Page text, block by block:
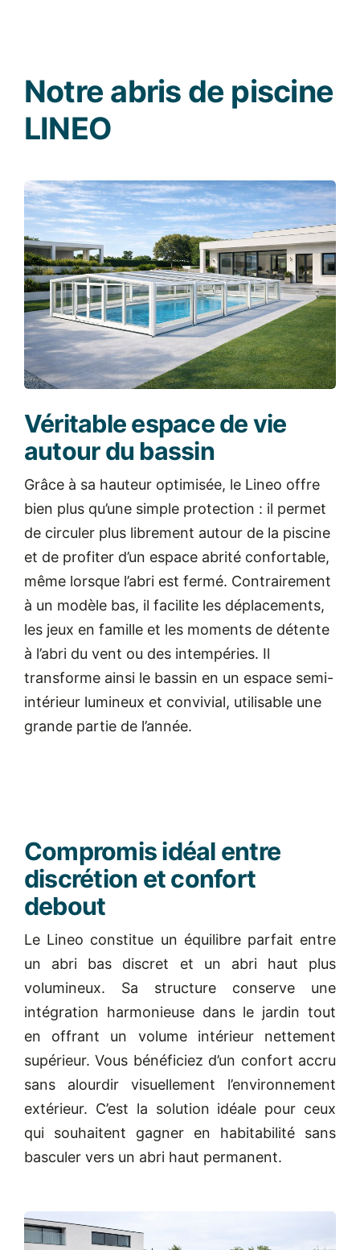
Notre abris de piscine
LINEO
Véritable espace de vie
autour du bassin
Grâce à sa hauteur optimisée, le Lineo offre
bien plus qu’une simple protection : il permet
de circuler plus librement autour de la piscine
et de profiter d’un espace abrité confortable,
même lorsque l’abri est fermé. Contrairement
à un modèle bas, il facilite les déplacements,
les jeux en famille et les moments de détente
à l’abri du vent ou des intempéries. Il
transforme ainsi le bassin en un espace semi-
intérieur lumineux et convivial, utilisable une
grande partie de l’année.
Compromis idéal entre
discrétion et confort
debout
Le Lineo constitue un équilibre parfait entre
un abri bas discret et un abri haut plus
volumineux. Sa structure conserve une
intégration harmonieuse dans le jardin tout
en offrant un volume intérieur nettement
supérieur. Vous bénéficiez d’un confort accru
sans alourdir visuellement l’environnement
extérieur. C’est la solution idéale pour ceux
qui souhaitent gagner en habitabilité sans
basculer vers un abri haut permanent.